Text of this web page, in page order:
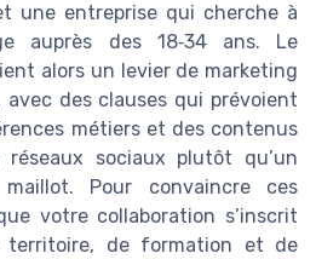
une entreprise qui cherche à
auprès des 18‑34 ans. Le
alors un levier de marketing
des clauses qui prévoient
métiers et des contenus
réseaux sociaux plutôt qu’un
Pour convaincre ces
votre collaboration s’inscrit
territoire, de formation et de